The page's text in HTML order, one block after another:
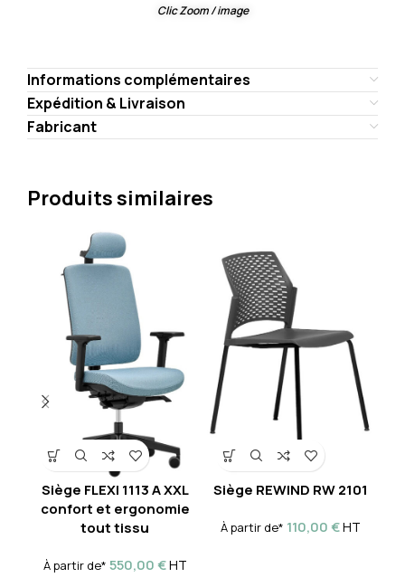
Clic Zoom / image
Informations complémentaires
Expédition & Livraison
Fabricant
Produits similaires
Siège FLEXI 1113 A XXL
confort et ergonomie
tout tissu
À partir de* 550,00€HT
Siège REWIND RW 2101
À partir de* 110,00€HT